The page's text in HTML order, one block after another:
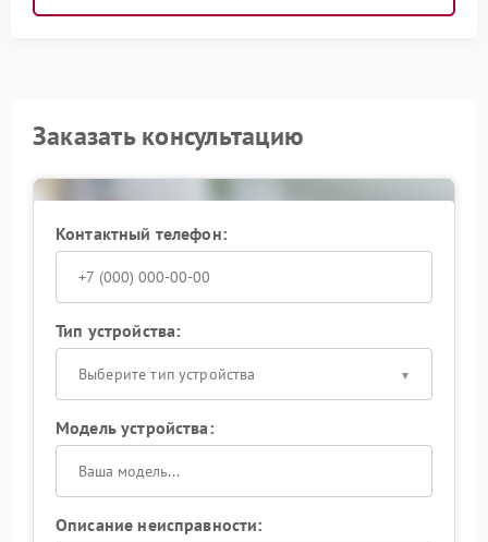
Заказать консультацию
Контактный телефон:
Тип устройства:
Выберите тип устройства
Модель устройства:
Описание неисправности: